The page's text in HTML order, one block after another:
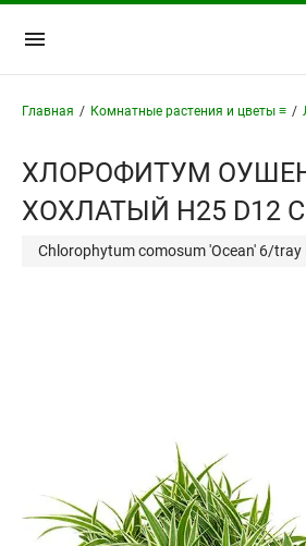
Главная / Комнатные растения и цветы ≡ /
ХЛОРОФИТУМ
ХОХЛАТЫЙ H25 D12
Chlorophytum comosum 'Ocean' 6/tray